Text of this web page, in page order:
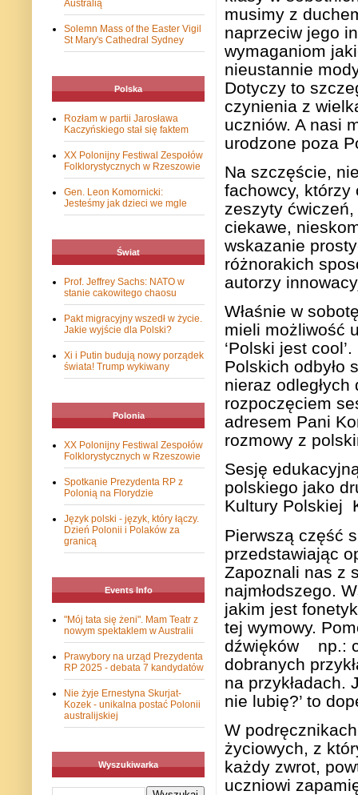
musimy z
naprzeciw jego
wymaganiom
nieustannie
Dotyczy to
czynienia z
uczniów. A nasi
urodzone poza
Na szczęście,
fachowcy, którzy
zeszyty
ciekawe,
wskazanie
różnorakich
autorzy
Właśnie w
mieli możliwość
‘Polski jest cool’.
Polskich odbyło
nieraz
rozpoczęciem
adresem Pani
rozmowy z
Sesję
polskiego jako
Kultury Polskiej
Pierwszą część
przedstawiając
Zapoznali nas z
najmłodszego.
jakim jest
tej wymowy.
dźwięków
np.:
dobranych
na przykładach.
nie lubię?’ to
W
życiowych, z
każdy zwrot,
uczniowi
Australią
Solemn Mass of the Easter Vigil
St Mary's Cathedral Sydney
Polska
Rozłam w partii Jarosława
Kaczyńskiego stał się faktem
XX Polonijny Festiwal Zespołów
Folklorystycznych w Rzeszowie
Gen. Leon Komornicki:
Jesteśmy jak dzieci we mgle
Świat
Prof. Jeffrey Sachs: NATO w
stanie cakowitego chaosu
Pakt migracyjny wszedł w życie.
Jakie wyjście dla Polski?
Xi i Putin budują nowy porządek
świata! Trump wykiwany
Polonia
XX Polonijny Festiwal Zespołów
Folklorystycznych w Rzeszowie
Spotkanie Prezydenta RP z
Polonią na Florydzie
Język polski - język, który łączy.
Dzień Polonii i Polaków za
granicą
Events Info
"Mój tata się żeni". Mam Teatr z
nowym spektaklem w Australii
Prawybory na urząd Prezydenta
RP 2025 - debata 7 kandydatów
Nie żyje Ernestyna Skurjat-
Kozek - unikalna postać Polonii
australijskiej
Wyszukiwarka